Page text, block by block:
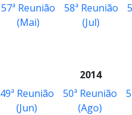
57ª Reunião
(Mai)
58ª Reunião
(Jul)
2014
49ª Reunião
(Jun)
50ª Reunião
(Ago)